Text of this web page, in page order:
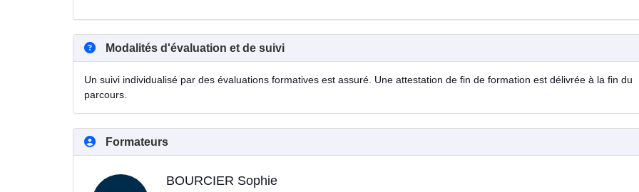
Modalités d'évaluation et de suivi
Un suivi individualisé par des évaluations formatives est assuré. Une attestation de fin de formation est délivrée à la fin du
parcours.
Formateurs
BOURCIER Sophie